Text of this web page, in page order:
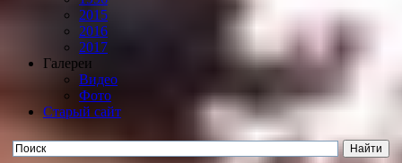
2015
2016
2017
Галереи
Видео
Фото
Старый сайт